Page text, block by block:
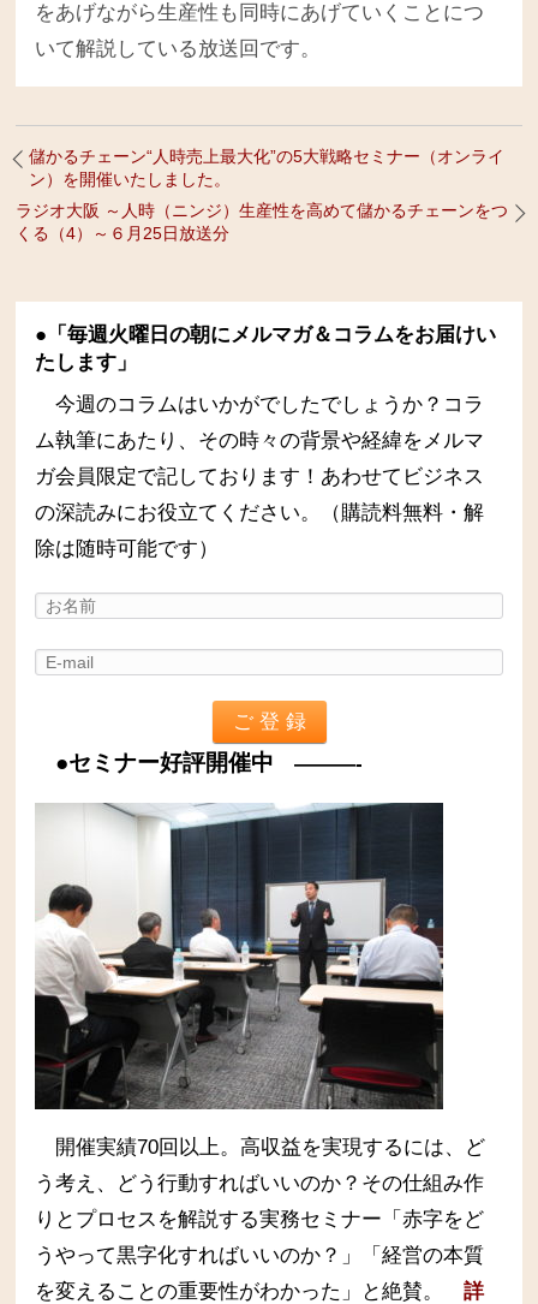
をあげながら生産性も同時にあげていくことにつ
いて解説している放送回です。
儲かるチェーン“人時売上最大化”の5大戦略セミナー（オンライ
ン）を開催いたしました。
ラジオ大阪 ～人時（ニンジ）生産性を高めて儲かるチェーンをつ
くる（4）～６月25日放送分
●「毎週火曜日の朝にメルマガ＆コラムをお届けい
たします」
今週のコラムはいかがでしたでしょうか？コラ
ム執筆にあたり、その時々の背景や経緯をメルマ
ガ会員限定で記しております！あわせてビジネス
の深読みにお役立てください。（購読料無料・解
除は随時可能です）
●セミナー好評開催中 ———-
開催実績70回以上。高収益を実現するには、ど
う考え、どう行動すればいいのか？その仕組み作
りとプロセスを解説する実務セミナー 「赤字をど
うやって黒字化すればいいのか？」「経営の本質
を変えることの重要性がわかった」と絶賛。
詳